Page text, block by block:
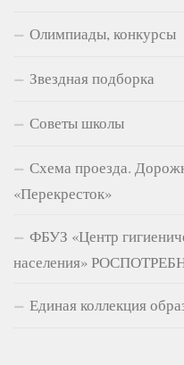
Олимпиады, конкурсы
Звездная подборка
Советы школы
Схема проезда.
«Перекресток»
ФБУЗ «Центр
населения»
Единая коллекция